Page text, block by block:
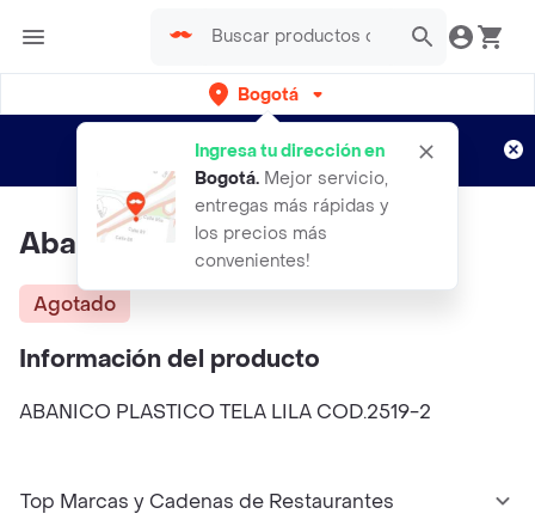
Bogotá
Ingresa tu dirección en
Bogotá. Mejor servicio,
entregas más rápidas y
los precios más
convenientes!
envíos gratis por semanas
Aplican TyC
Abanico Plastico Tela Lila
Agotado
Información del producto
ABANICO PLASTICO TELA LILA COD.2519-2
Top Marcas y Cadenas de Restaurantes